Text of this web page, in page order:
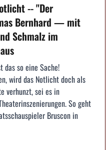
-- "Der
Bernhard — mit
Schmalz im
so eine Sache!
wird das Notlicht doch als
verhunzt, sei es in
So geht
Bruscon in